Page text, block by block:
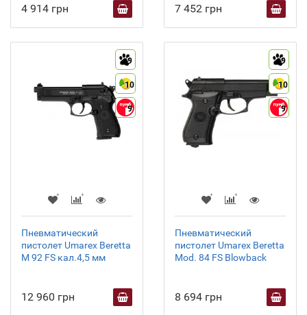
4 914 грн 7 452 грн
9
10
9
Пневматический
пистолет Umarex Beretta
M 92 FS кал.4,5 мм
12 960 грн
9
10
9
Пневматический
пистолет Umarex Beretta
Mod. 84 FS Blowback
8 694 грн